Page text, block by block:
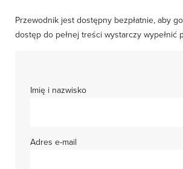
Przewodnik jest dostępny bezpłatnie, aby
dostęp do pełnej treści wystarczy wypełnić
Imię i nazwisko
Adres e-mail